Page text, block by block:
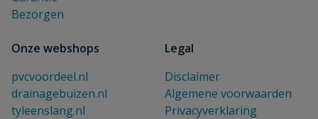
Bezorgen
Onze webshops
pvcvoordeel.nl
drainagebuizen.nl
tyleenslang.nl
Legal
Disclaimer
Algemene voorwaarden
Privacyverklaring